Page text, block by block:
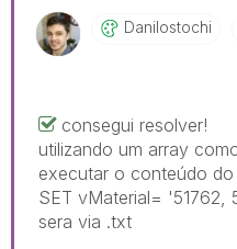
Danilostochi
consegui resolver!
utilizando um array
executar o conteúdo
SET vMaterial= '51762,
sera via .txt